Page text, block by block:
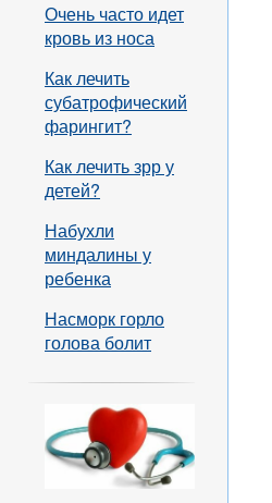
Очень часто идет
кровь из носа
Как лечить
субатрофический
фарингит?
Как лечить зрр у
детей?
Набухли
миндалины у
ребенка
Насморк горло
голова болит